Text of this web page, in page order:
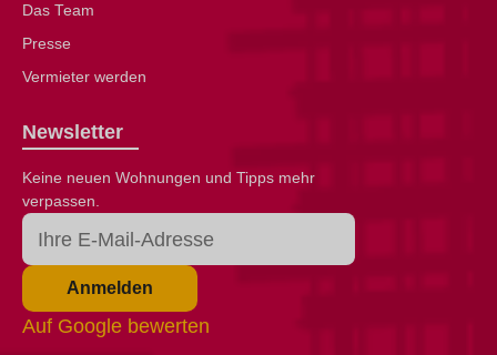
Das Team
Presse
Vermieter werden
Newsletter
Keine neuen Wohnungen und Tipps mehr
verpassen.
Anmelden
Auf Google bewerten